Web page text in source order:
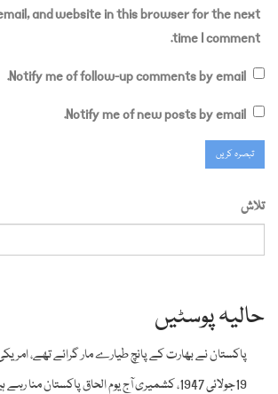
and website in this browser for the next
time I comment.
Notify me of follow-up comments by email.
Notify me of new posts by email.
تلاش
حالیہ پوسٹیں
پاکستان نے بھارت کے پانچ طیارے مار گرائے تھے،
19جولائی 1947، کشمیری آج یوم الحاق پاکستان منا رہے ہیں